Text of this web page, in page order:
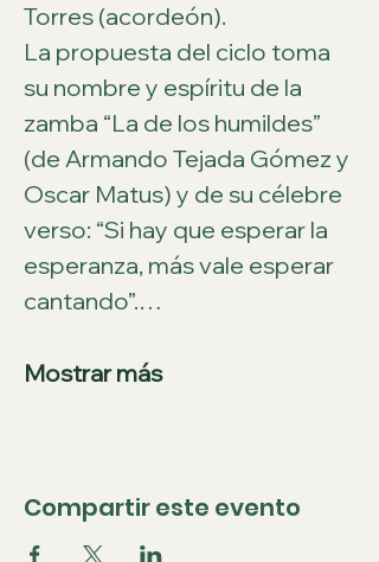
Torres (acordeón).
La propuesta del ciclo toma
su nombre y espíritu de la
zamba “La de los humildes”
(de Armando Tejada Gómez y
Oscar Matus) y de su célebre
verso: “Si hay que esperar la
esperanza, más vale esperar
cantando”.…
Mostrar más
Compartir este evento